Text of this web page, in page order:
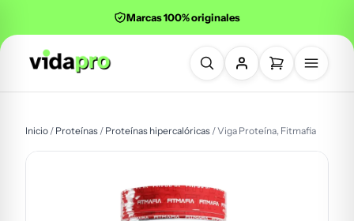
Marcas 100% originales
Inicio / Proteínas / Proteínas hipercalóricas / Viga Proteína, Fitmafia